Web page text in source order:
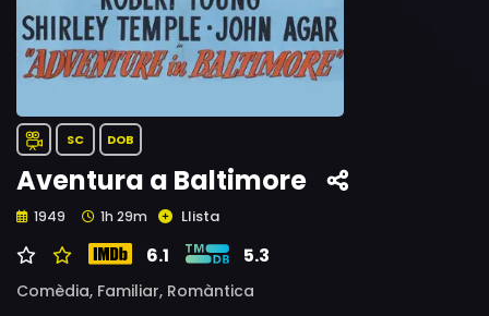
SC DOB
Aventura a Baltimore
1949 1h 29m Llista
6.1 5.3
Comèdia, Familiar, Romàntica